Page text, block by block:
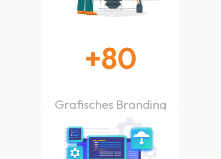
+80
Grafisches Branding